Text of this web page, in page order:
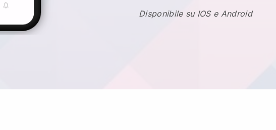
Disponibile su IOS e Android